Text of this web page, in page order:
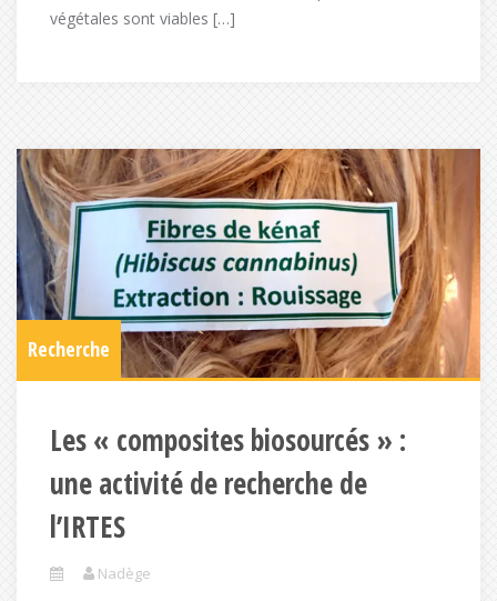
végétales sont viables […]
Recherche
Les « composites biosourcés » :
une activité de recherche de
l’IRTES
Nadège